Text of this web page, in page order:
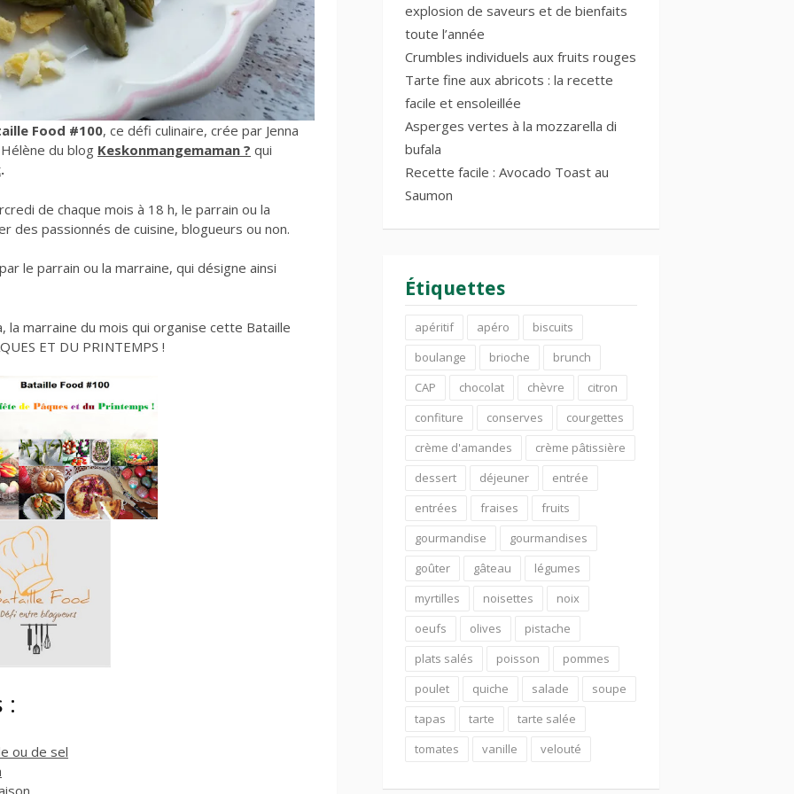
Food #100, ce défi culinaire, crée par Jenna
du blog Keskonmangemaman ? qui
.
de chaque mois à 18 h, le parrain ou la
des passionnés de cuisine, blogueurs ou non.
le parrain ou la marraine, qui désigne ainsi
la marraine du mois qui organise cette Bataille
ET DU PRINTEMPS !
:
ou de sel
explosion de saveurs et de bienfaits
toute l’année
Crumbles individuels aux fruits rouges
Tarte fine aux abricots : la recette
facile et ensoleillée
Asperges vertes à la mozzarella di
bufala
Recette facile : Avocado Toast au
Saumon
Étiquettes
apéritif apéro
biscuits
boulange
brioche
brunch
CAP
chocolat chèvre
citron
confiture
conserves
courgettes
crème d'amandes
crème pâtissière
dessert
déjeuner
entrée
entrées
fraises
fruits
gourmandise
gourmandises
goûter
gâteau
légumes
myrtilles
noisettes
noix
oeufs
olives
pistache
plats salés
poisson
pommes
poulet
quiche salade
soupe
tapas
tarte
tarte salée
tomates
vanille velouté